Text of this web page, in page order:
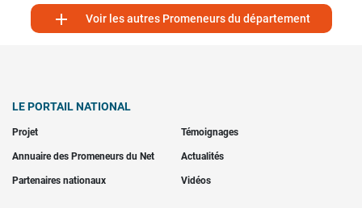
 Voir les autres Promeneurs du département
LE PORTAIL NATIONAL
Projet Témoignages
Annuaire des Promeneurs du Net Actualités
Partenaires nationaux Vidéos